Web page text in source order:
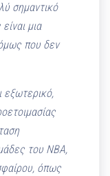
σημαντικό
μια
που δεν
εξωτερικό,
του NBA,
όπως